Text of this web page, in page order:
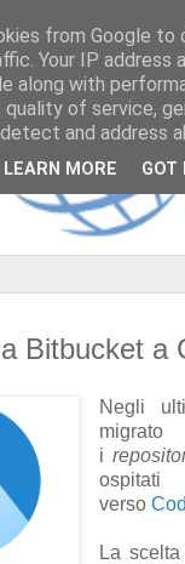
Bitbucket a
Negli
migrato
i
verso
La
from Google to
Your IP address
along with
of service,
and address
LEARN MORE GOT